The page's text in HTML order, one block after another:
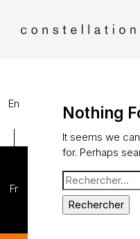
Accueil
En
Fr
Nothing
It seems we
for. Perhaps
Rechercher :